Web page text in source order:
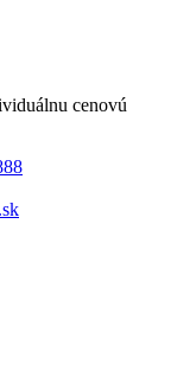
cenovú